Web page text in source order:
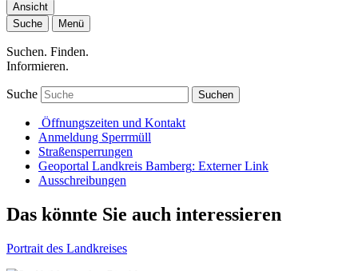
Ansicht
Suche
Menü
Suchen. Finden.
Informieren.
Suche Suchen
Öffnungszeiten und Kontakt
Anmeldung Sperrmüll
Straßensperrungen
Geoportal Landkreis Bamberg: Externer Link
Ausschreibungen
Das könnte Sie auch interessieren
Portrait des Landkreises